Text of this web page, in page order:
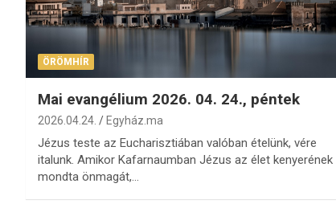
ÖRÖMHÍR
Mai evangélium 2026. 04. 24., péntek
2026.04.24. Egyház.ma
Jézus teste az Eucharisztiában valóban ételünk, vére
italunk. Amikor Kafarnaumban Jézus az élet kenyerének
mondta önmagát,…